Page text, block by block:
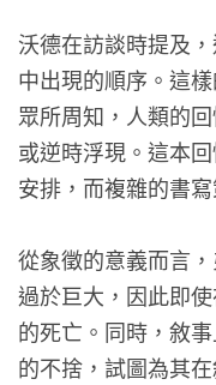
沃德在訪談時提及
中出現的順序。這
眾所周知，人類的
或逆時浮現。這本
安排，而複雜的書
從象徵的意義而言
過於巨大，因此即
的死亡。同時，敘
的不捨，試圖為其